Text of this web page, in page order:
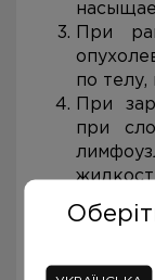
При
по телу,
При
при
отеки, а
когда
При